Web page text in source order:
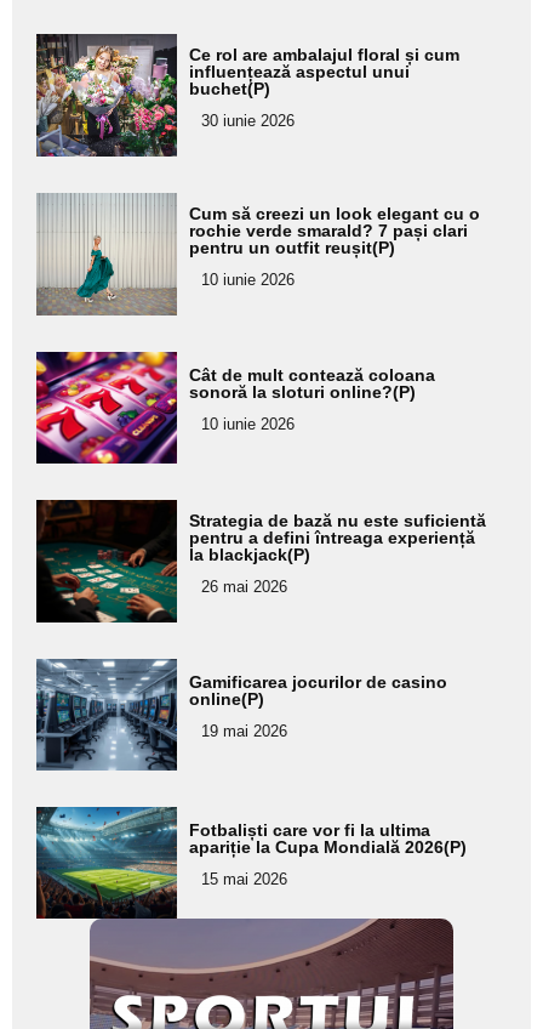
Adaugă
aici textul
pentru
subtitlu
Ce rol are ambalajul floral și cum
influențează aspectul unui
buchet(P)
30 iunie 2026
Adaugă
aici textul
pentru
subtitlu
Cum să creezi un look elegant cu o
rochie verde smarald? 7 pași clari
pentru un outfit reușit(P)
10 iunie 2026
Adaugă
aici textul
pentru
subtitlu
Cât de mult contează coloana
sonoră la sloturi online?(P)
10 iunie 2026
Adaugă
aici textul
pentru
subtitlu
Strategia de bază nu este suficientă
pentru a defini întreaga experiență
la blackjack(P)
26 mai 2026
Adaugă
aici textul
pentru
subtitlu
Gamificarea jocurilor de casino
online(P)
19 mai 2026
Adaugă
aici textul
pentru
subtitlu
Fotbaliști care vor fi la ultima
apariție la Cupa Mondială 2026(P)
15 mai 2026